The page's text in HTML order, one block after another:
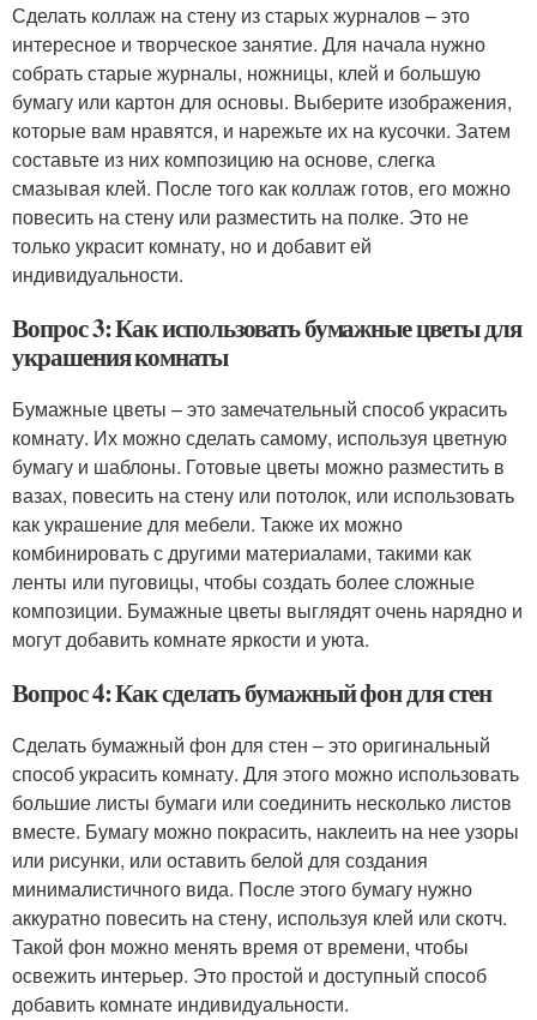
Сделать коллаж на стену из старых журналов – это
интересное и творческое занятие. Для начала нужно
собрать старые журналы, ножницы, клей и большую
бумагу или картон для основы. Выберите изображения,
которые вам нравятся, и нарежьте их на кусочки. Затем
составьте из них композицию на основе, слегка
смазывая клей. После того как коллаж готов, его можно
повесить на стену или разместить на полке. Это не
только украсит комнату, но и добавит ей
индивидуальности.
Вопрос 3: Как использовать бумажные цветы для
украшения комнаты
Бумажные цветы – это замечательный способ украсить
комнату. Их можно сделать самому, используя цветную
бумагу и шаблоны. Готовые цветы можно разместить в
вазах, повесить на стену или потолок, или использовать
как украшение для мебели. Также их можно
комбинировать с другими материалами, такими как
ленты или пуговицы, чтобы создать более сложные
композиции. Бумажные цветы выглядят очень нарядно и
могут добавить комнате яркости и уюта.
Вопрос 4: Как сделать бумажный фон для стен
Сделать бумажный фон для стен – это оригинальный
способ украсить комнату. Для этого можно использовать
большие листы бумаги или соединить несколько листов
вместе. Бумагу можно покрасить, наклеить на нее узоры
или рисунки, или оставить белой для создания
минималистичного вида. После этого бумагу нужно
аккуратно повесить на стену, используя клей или скотч.
Такой фон можно менять время от времени, чтобы
освежить интерьер. Это простой и доступный способ
добавить комнате индивидуальности.